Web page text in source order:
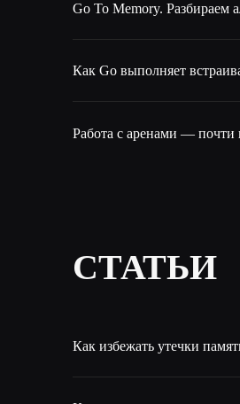
Go To Memory. Разбираем
Как Go выполняет
Работа с аренами — почти
СТАТЬИ
Как избежать утечки